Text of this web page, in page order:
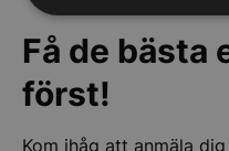
Få de bästa
först!
Kom ihåg att anmäla
Strikt
nödvändigt